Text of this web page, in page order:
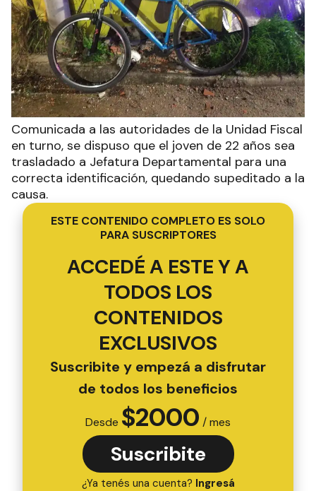
Comunicada a las autoridades de la Unidad Fiscal
en turno, se dispuso que el joven de 22 años sea
trasladado a Jefatura Departamental para una
correcta identificación, quedando supeditado a la
causa.
ESTE CONTENIDO COMPLETO ES SOLO
PARA SUSCRIPTORES
ACCEDÉ A ESTE Y A
TODOS LOS
CONTENIDOS
EXCLUSIVOS
Suscribite y empezá a disfrutar
de todos los beneficios
Desde $2000 / mes
Suscribite
¿Ya tenés una cuenta? Ingresá